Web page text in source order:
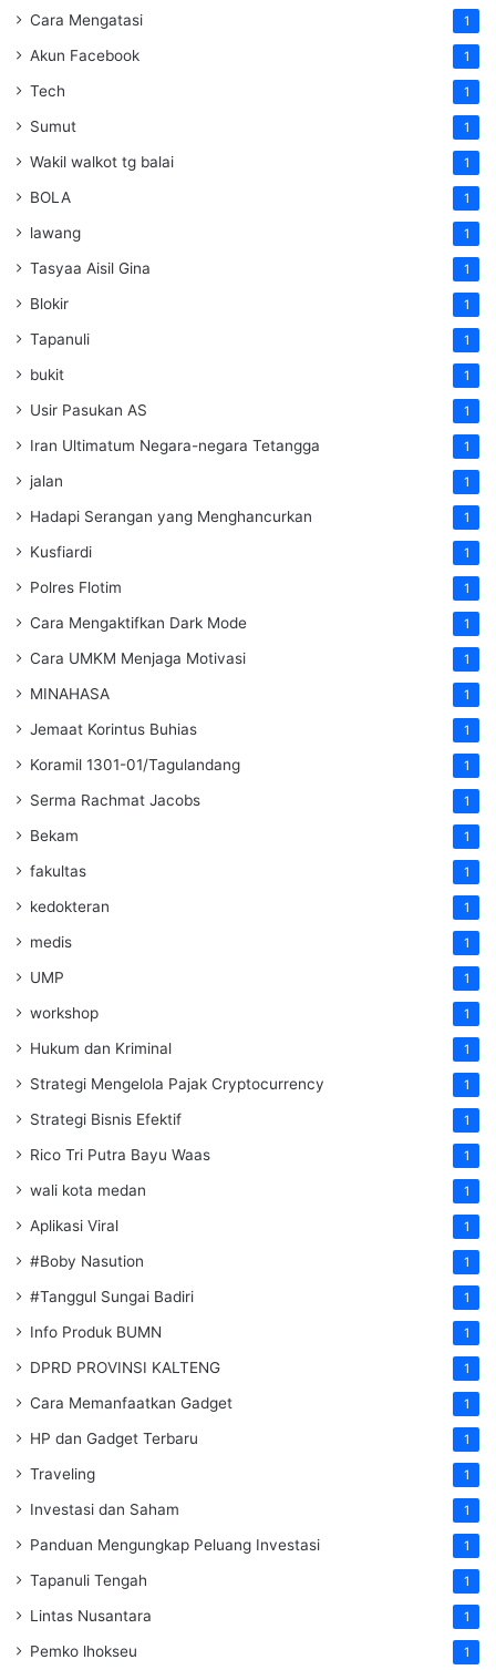
Cara Mengatasi 1
Akun Facebook 1
Tech 1
Sumut 1
Wakil walkot tg balai 1
BOLA 1
lawang 1
Tasyaa Aisil Gina 1
Blokir 1
Tapanuli 1
bukit 1
Usir Pasukan AS 1
Iran Ultimatum Negara-negara Tetangga 1
jalan 1
Hadapi Serangan yang Menghancurkan 1
Kusfiardi 1
Polres Flotim 1
Cara Mengaktifkan Dark Mode 1
Cara UMKM Menjaga Motivasi 1
MINAHASA 1
Jemaat Korintus Buhias 1
Koramil 1301-01/Tagulandang 1
Serma Rachmat Jacobs 1
Bekam 1
fakultas 1
kedokteran 1
medis 1
UMP 1
workshop 1
Hukum dan Kriminal 1
Strategi Mengelola Pajak Cryptocurrency 1
Strategi Bisnis Efektif 1
Rico Tri Putra Bayu Waas 1
wali kota medan 1
Aplikasi Viral 1
#Boby Nasution 1
#Tanggul Sungai Badiri 1
Info Produk BUMN 1
DPRD PROVINSI KALTENG 1
Cara Memanfaatkan Gadget 1
HP dan Gadget Terbaru 1
Traveling 1
Investasi dan Saham 1
Panduan Mengungkap Peluang Investasi 1
Tapanuli Tengah 1
Lintas Nusantara 1
Pemko lhokseu 1